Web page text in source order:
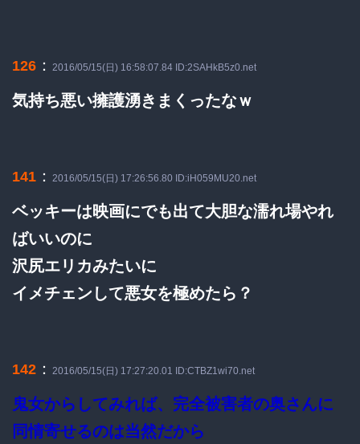
126 ： 2016/05/15(日) 16:58:07.84 ID:2SAHkB5z0.net
気持ち悪い擁護湧きまくったなｗ
141 ： 2016/05/15(日) 17:26:56.80 ID:iH059MU20.net
ベッキーは映画にでも出て大胆な濡れ場やれ
ばいいのに
沢尻エリカみたいに
イメチェンして悪女を極めたら？
142 ： 2016/05/15(日) 17:27:20.01 ID:CTBZ1wi70.net
鬼女からしてみれば、完全被害者の奥さんに
同情寄せるのは当然だから